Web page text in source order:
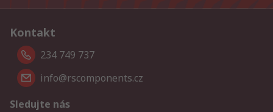
Kontakt
234 749 737
info@rscomponents.cz
Sledujte nás